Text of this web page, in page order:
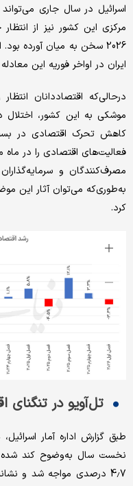
2026 سخن به میان آورده
ایران در اواخر فوریه این
موشکی به این کشور، اختلال
کاهش تحرک اقتصادی در
فعالیت‌های اقتصادی را در
مصرف‌کنندگان و
به‌طوری‌که می‌توان آثار این
کرد.
تل‌آویو در تنگنای
طبق گزارش اداره آمار
نخست سال به‌وضوح کند
4.7 درصدی مواجه شد و